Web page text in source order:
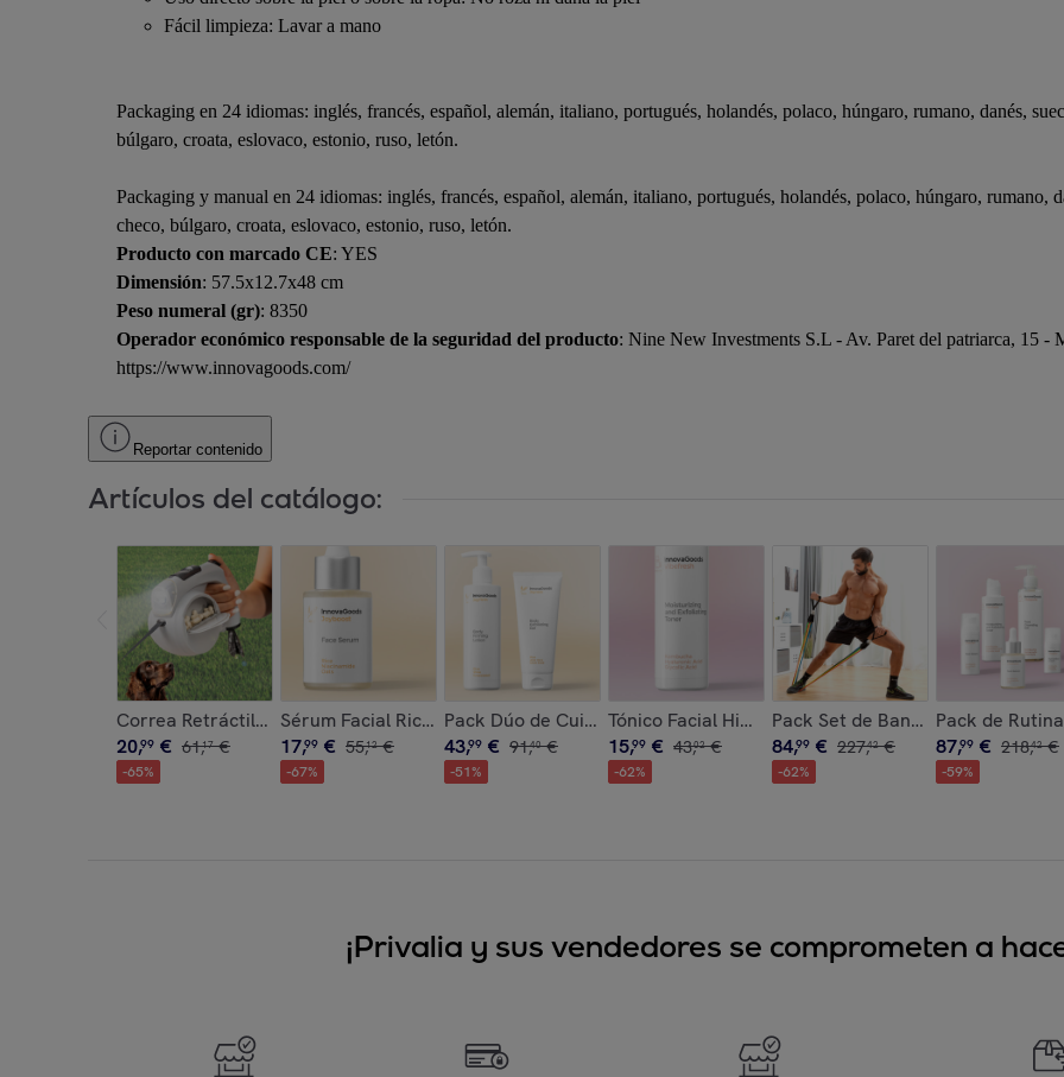
Fácil limpieza: Lavar a mano
Packaging en 24 idiomas: inglés, francés, español, alemán, italiano, portugués, holandés, polaco, húngaro, rumano, danés,
búlgaro, croata, eslovaco, estonio, ruso, letón.
Packaging y manual en 24 idiomas: inglés, francés, español, alemán, italiano, portugués, holandés, polaco, húngaro, rumano,
checo, búlgaro, croata, eslovaco, estonio, ruso, letón.
Producto con marcado CE: YES
Dimensión: 57.5x12.7x48 cm
Peso numeral (gr): 8350
Operador económico responsable de la seguridad del producto: Nine New Investments S.L - Av. Paret del patriarca, 15 -
https://www.innovagoods.com/
Reportar contenido
Artículos del catálogo:
Correa Retráctil para Perros 6 en 1 Leashic InnovaGoods
20,99 € 61,17 €
-65%
Sérum Facial Rice Joyboost InnovaGoods 30 ml
17,99 € 55,12 €
-67%
Pack Dúo de Cuidado Corporal Rice InnovaGoods
43,99 € 91,40 €
-51%
Tónico Facial Hidratante y Exfoliante Kombucha
15,99 € 43,02 €
-62%
Pack Set de Bandas de
84,99 € 227,42 €
-62%
Pack de
87,99 € 218,42 €
-59%
¡Privalia y sus vendedores se comprometen a